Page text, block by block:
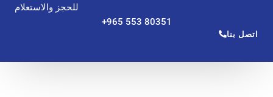
للحجز والاستعلام
اتصل بنا